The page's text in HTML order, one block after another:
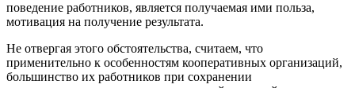
поведение работников, является получаемая ими польза,
мотивация на получение результата.
Не отвергая этого обстоятельства, считаем, что
применительно к особенностям кооперативных организаций,
большинство их работников при сохранении